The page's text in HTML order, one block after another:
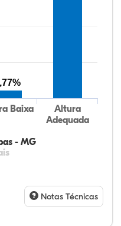
- MG
Baixa
Altura
Adequada
Notas Técnicas